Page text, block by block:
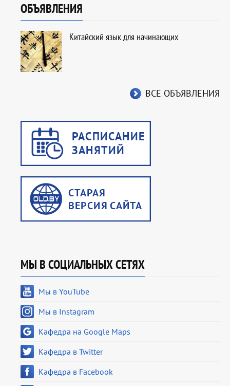
ОБЪЯВЛЕНИЯ
Китайский язык для начинающих
ВСЕ ОБЪЯВЛЕНИЯ
МЫ В СОЦИАЛЬНЫХ СЕТЯХ
Мы в YouTube
Мы в Instagram
Кафедра на Google Maps
Кафедра в Twitter
Кафедра в Facebook